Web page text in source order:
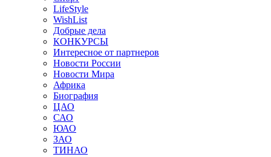
LifeStyle
WishList
Добрые дела
КОНКУРСЫ
Интересное от партнеров
Новости России
Новости Мира
Африка
Биография
ЦАО
САО
ЮАО
ЗАО
ТИНАО